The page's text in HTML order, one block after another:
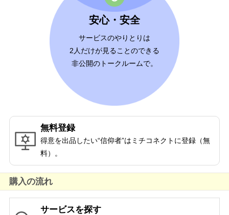
安心・安全
サービスのやりとりは
2人だけが見ることのできる
非公開のトークルームで。
無料登録
得意を出品したい“信仰者”はミチコネクトに登録（無
料）。
購入の流れ
サービスを探す